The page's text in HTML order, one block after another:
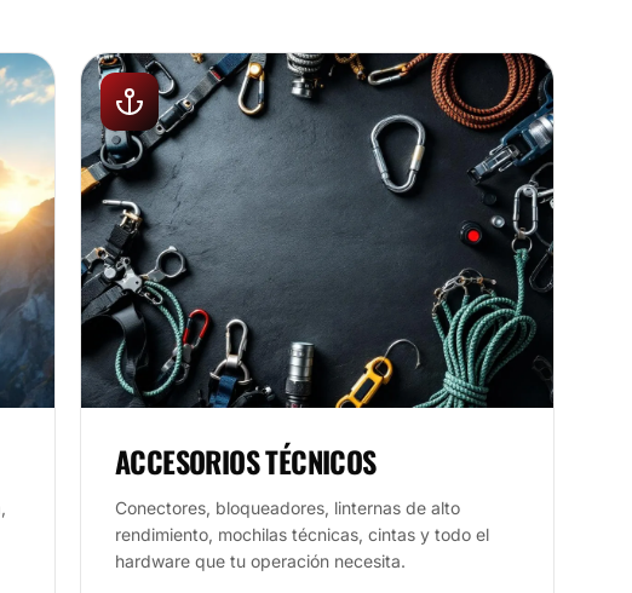
ACCESORIOS TÉCNICOS
Conectores, bloqueadores, linternas de alto
rendimiento, mochilas técnicas, cintas y todo el
hardware que tu operación necesita.